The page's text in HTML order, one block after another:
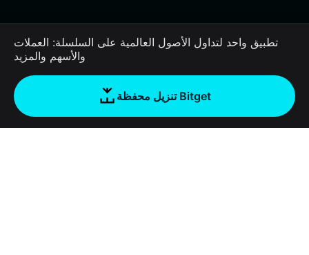
تطبيق واحد لتداول الأصول العالمية على السلسلة: العملات
والأسهم والمزيد
تنزيل محفظة Bitget